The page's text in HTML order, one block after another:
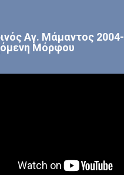
Αγ. Μάμαντος 2004-
Μόρφου